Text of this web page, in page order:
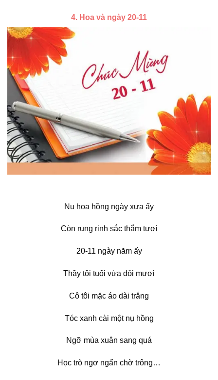
4. Hoa và ngày 20-11
Nụ hoa hồng ngày xưa ấy
Còn rung rinh sắc thắm tươi
20-11 ngày năm ấy
Thầy tôi tuổi vừa đôi mươi
Cô tôi mặc áo dài trắng
Tóc xanh cài một nụ hồng
Ngỡ mùa xuân sang quá
Học trò ngơ ngẩn chờ trông…